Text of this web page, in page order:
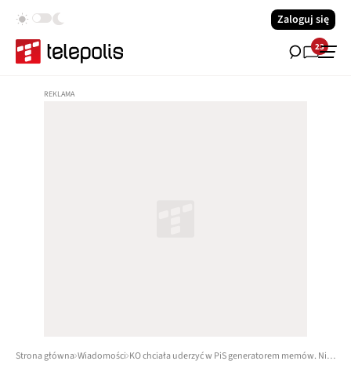
Zaloguj się
23
Strona główna Wiadomości KO chciała uderzyć w PiS generatorem memów. Nie wyszło